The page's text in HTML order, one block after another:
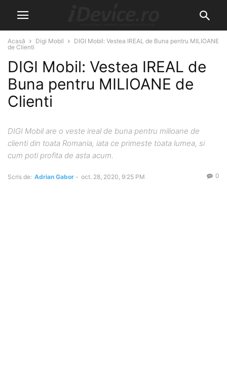
Acasă Digi Mobil
DIGI Mobil: Vestea IREAL de Buna pentru MILIOANE
de Clienti
DIGI Mobil: Vestea IREAL de
Buna pentru MILIOANE de
Clienti
DIGI Mobil are o veste ireal de buna pentru milioane de
clienti din toata Romania, iata ce primeste toata lumea, si
cum poti profita de asta acum.
Scris de: Adrian Gabor - oct. 28, 2020, 9:25 PM 0